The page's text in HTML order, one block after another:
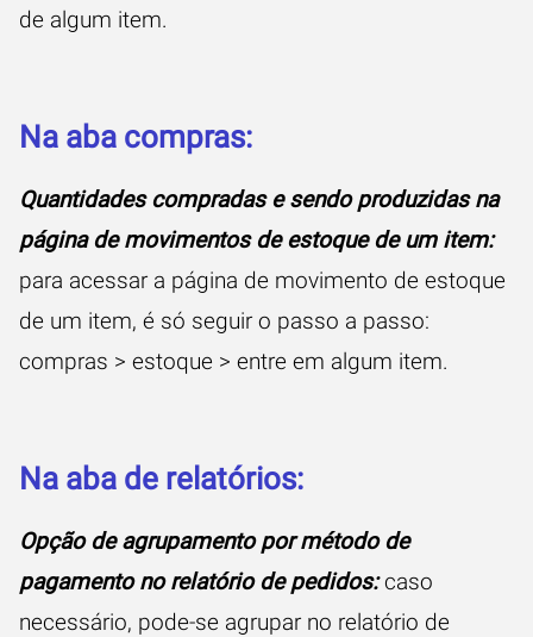
de algum item.
Na aba compras:
Quantidades compradas e sendo produzidas na
página de movimentos de estoque de um item:
para acessar a página de movimento de estoque
de um item, é só seguir o passo a passo:
compras > estoque > entre em algum item.
Na aba de relatórios:
Opção de agrupamento por método de
pagamento no relatório de pedidos:caso
necessário, pode-se agrupar no relatório de